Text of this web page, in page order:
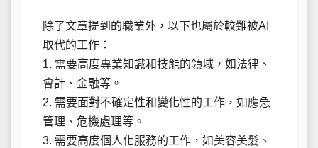
除了文章提到的職業外，以下也屬於較難被AI
取代的工作：
1. 需要高度專業知識和技能的領域，如法律、
會計、金融等。
2. 需要面對不確定性和變化性的工作，如應急
管理、危機處理等。
3. 需要高度個人化服務的工作，如美容美髮、